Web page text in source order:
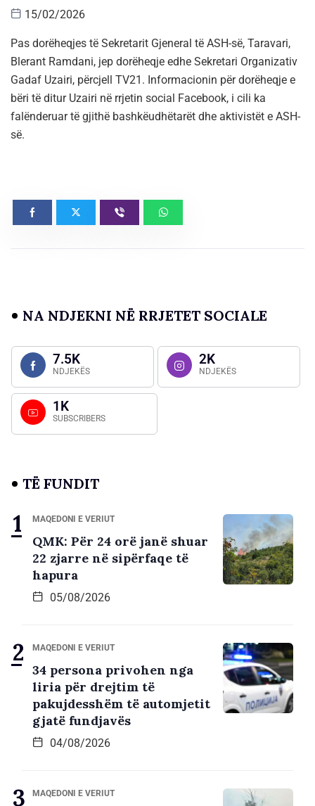
15/02/2026
Pas dorëheqjes të Sekretarit Gjeneral të ASH-së, Taravari,
Blerant Ramdani, jep dorëheqje edhe Sekretari Organizativ
Gadaf Uzairi, përcjell TV21. Informacionin për dorëheqje e
bëri të ditur Uzairi në rrjetin social Facebook, i cili ka
falënderuar të gjithë bashkëudhëtarët dhe aktivistët e ASH-
së.
NA NDJEKNI NË RRJETET SOCIALE
7.5K
NDJEKËS
2K
NDJEKËS
1K
SUBSCRIBERS
TË FUNDIT
MAQEDONI E VERIUT
QMK: Për 24 orë janë shuar
22 zjarre në sipërfaqe të
hapura
05/08/2026
MAQEDONI E VERIUT
34 persona privohen nga
liria për drejtim të
pakujdesshëm të automjetit
gjatë fundjavës
04/08/2026
MAQEDONI E VERIUT